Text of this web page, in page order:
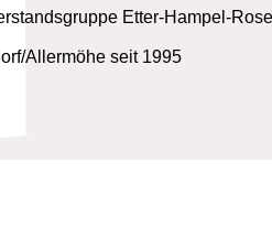
Etter-Hampel-
Allermöhe seit 1995